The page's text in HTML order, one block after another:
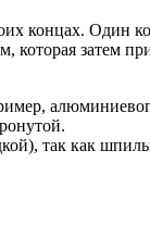
концах. Один
которая затем
так как